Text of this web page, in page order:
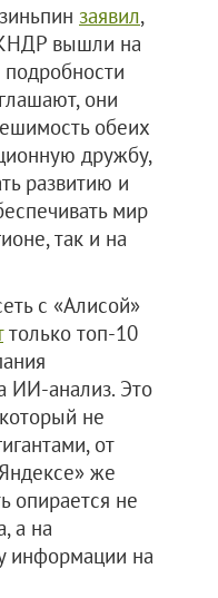
заявил,
вышли на
они
обеих
дружбу,
развитию и
мир
так и на
с «Алисой»
только топ-10
ИИ-анализ. Это
не
от
же
опирается не
а на
информации на